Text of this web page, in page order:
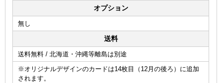
オプション
無し
送料
送料無料 / 北海道・沖縄等離島は別途
※オリジナルデザインのカードは14枚目（12月の後ろ）に追加
されます。